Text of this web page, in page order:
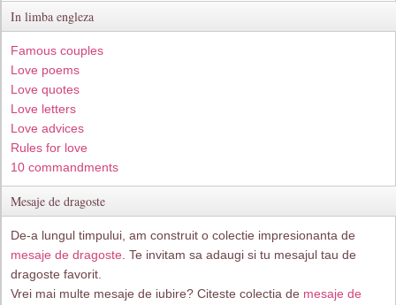
In limba engleza
Famous couples
Love poems
Love quotes
Love letters
Love advices
Rules for love
10 commandments
Mesaje de dragoste
De-a lungul timpului, am construit o colectie impresionanta de
mesaje de dragoste . Te invitam sa adaugi si tu mesajul tau de
dragoste favorit.
Vrei mai multe mesaje de iubire? Citeste colectia de mesaje de